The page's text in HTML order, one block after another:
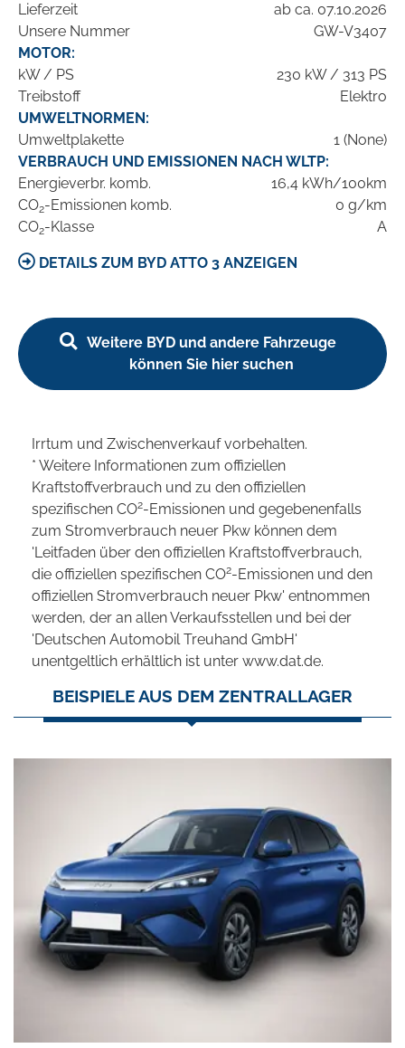
Lieferzeit
ab ca. 07.10.2026
Unsere Nummer
GW-V3407
MOTOR:
kW / PS
230 kW / 313 PS
Treibstoff
Elektro
UMWELTNORMEN:
Umweltplakette
1 (None)
VERBRAUCH UND EMISSIONEN NACH WLTP:
Energieverbr. komb.
16,4 kWh/100km
CO2-Emissionen komb.
0 g/km
CO2-Klasse A
DETAILS ZUM BYD ATTO 3 ANZEIGEN
Weitere BYD und andere Fahrzeuge
können Sie hier suchen
Irrtum und Zwischenverkauf vorbehalten.
* Weitere Informationen zum offiziellen
Kraftstoffverbrauch und zu den offiziellen
spezifischen CO2-Emissionen und gegebenenfalls
zum Stromverbrauch neuer Pkw können dem
'Leitfaden über den offiziellen Kraftstoffverbrauch,
die offiziellen spezifischen CO2-Emissionen und den
offiziellen Stromverbrauch neuer Pkw' entnommen
werden, der an allen Verkaufsstellen und bei der
'Deutschen Automobil Treuhand GmbH'
unentgeltlich erhältlich ist unter www.dat.de.
BEISPIELE AUS DEM ZENTRALLAGER